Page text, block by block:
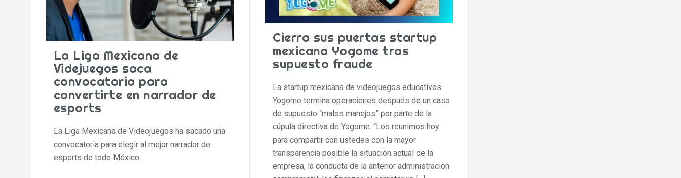
La Liga Mexicana de
Videjuegos saca
convocatoria para
convertirte en narrador de
esports
La Liga Mexicana de Videojuegos ha sacado una
convocatoria para elegir al mejor narrador de
esports de todo México.
Cierra sus puertas startup
mexicana Yogome tras
supuesto fraude
La startup mexicana de videojuegos educativos
Yogome termina operaciones después de un caso
de supuesto “malos manejos” por parte de la
cúpula directiva de Yogome. “Los reunimos hoy
para compartir con ustedes con la mayor
transparencia posible la situación actual de la
empresa, la conducta de la anterior administración